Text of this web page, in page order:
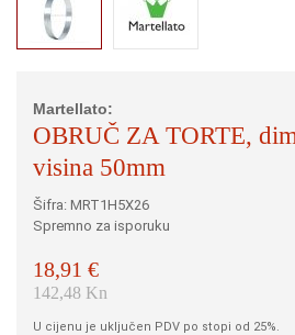
Martellato:
OBRUČ ZA TORTE,
visina 50mm
Šifra: MRT1H5X26
Spremno za isporuku
18,91 €
142,48 Kn
U cijenu je uključen PDV po stopi od 25%.